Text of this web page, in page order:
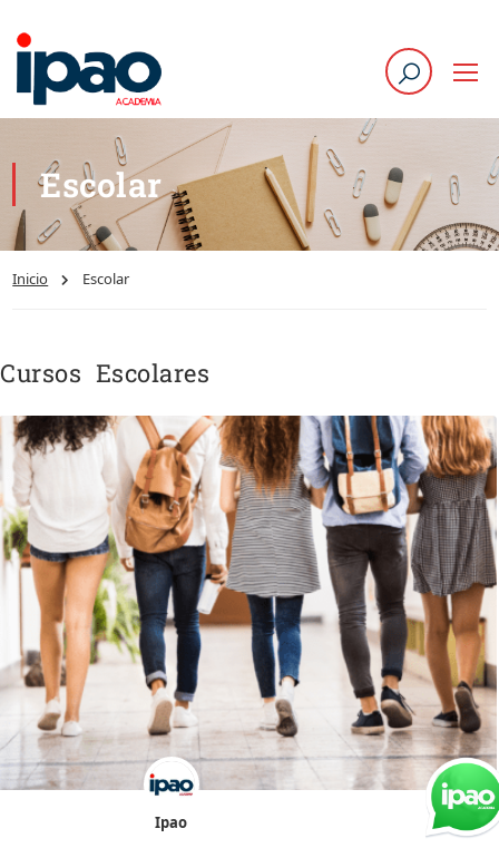
Escolar
Inicio Escolar
Cursos Escolares
Ipao